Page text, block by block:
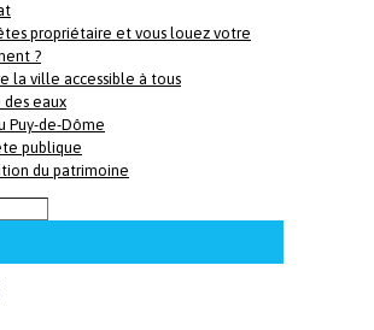
propriétaire et vous louez votre
?
la ville accessible à tous
des eaux
Puy-de-Dôme
publique
du patrimoine